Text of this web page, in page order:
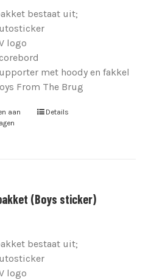
bestaat uit;
logo
met hoody en fakkel
From The Brug
aan
Details
(Boys sticker)
bestaat uit;
logo